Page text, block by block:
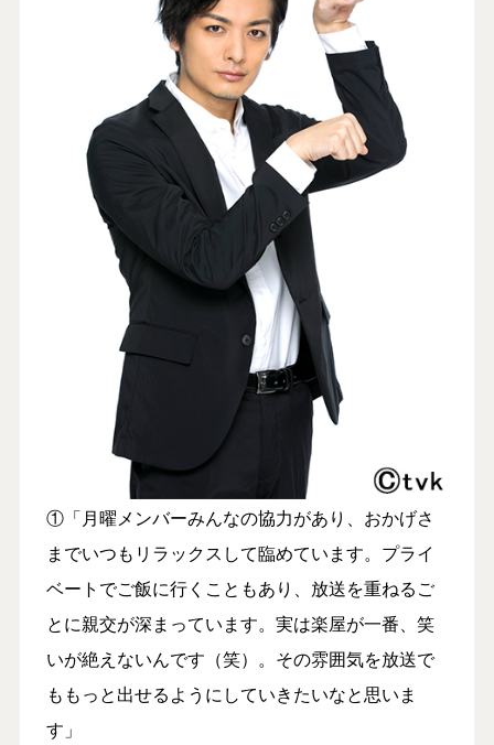
①「月曜メンバーみんなの協力があり、おかげさ
までいつもリラックスして臨めています。プライ
ベートでご飯に行くこともあり、放送を重ねるご
とに親交が深まっています。実は楽屋が一番、笑
いが絶えないんです（笑）。その雰囲気を放送で
ももっと出せるようにしていきたいなと思いま
す」